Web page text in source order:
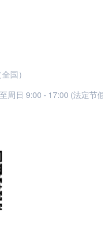
国）
周日 9:00 - 17:00 (法定节